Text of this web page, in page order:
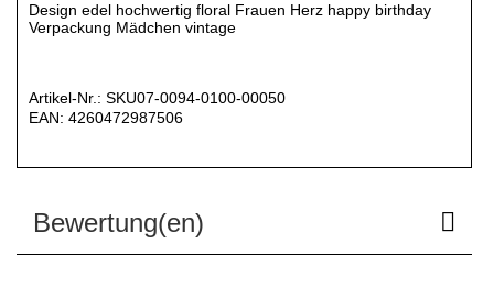
Design edel hochwertig floral Frauen Herz happy birthday
Verpackung Mädchen vintage
Artikel-Nr.: SKU07-0094-0100-00050
EAN: 4260472987506
Bewertung(en)